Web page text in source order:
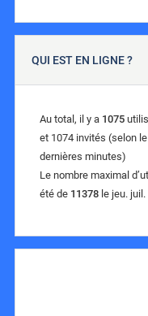
QUI EST EN LIGNE ?
Au total, il y a 1075
et 1074 invités (selon
dernières minutes)
Le nombre maximal
été de 11378 le jeu.